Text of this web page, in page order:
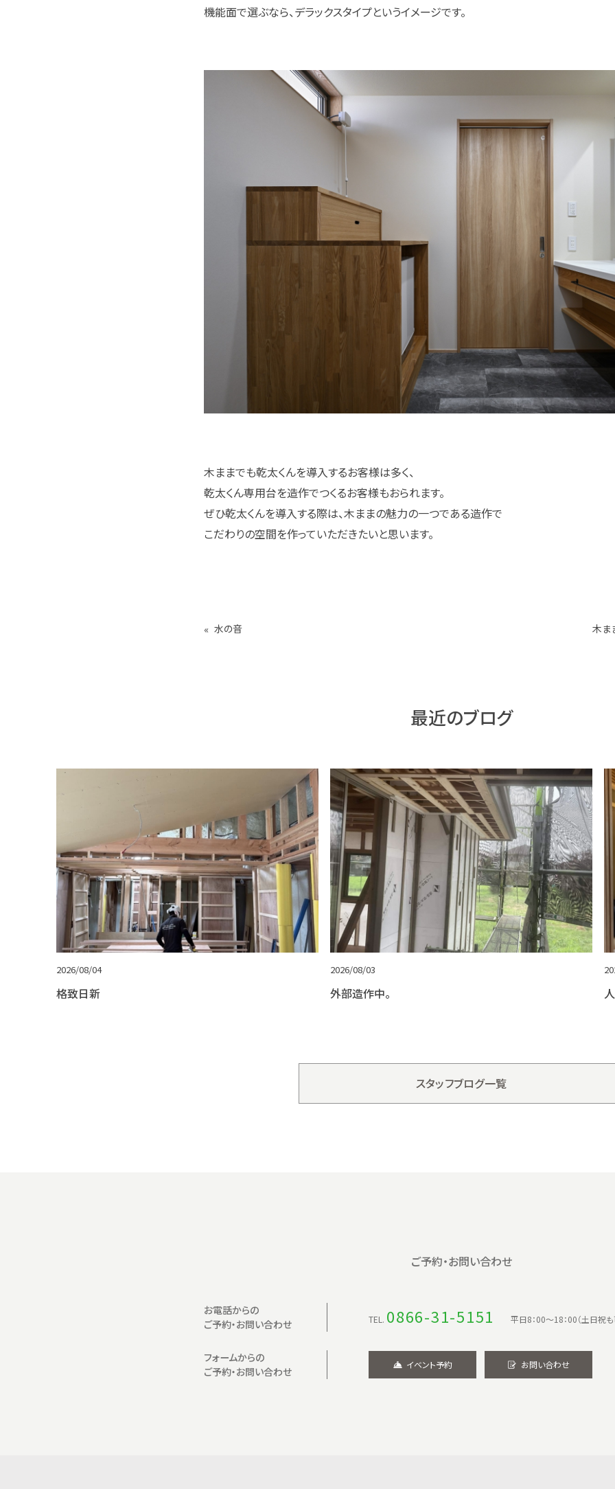
機能面で選ぶなら、デラックスタイプというイメージです。
木ままでも乾太くんを導入するお客様は多く、
乾太くん専用台を造作でつくるお客様もおられます。
ぜひ乾太くんを導入する際は、木ままの魅力の一つである造作で
こだわりの空間を作っていただきたいと思います。
« 水の音 木ま
最近のブログ
2026/08/04
格致日新
2026/08/03
外部造作中。
スタッフブログ一覧
ご予約・お問い合わせ
お電話からの
ご予約・お問い合わせ
TEL. 0866-31-5151 平日8：00〜18：00（土日祝も
フォームからの
ご予約・お問い合わせ
イベント予約 お問い合わせ